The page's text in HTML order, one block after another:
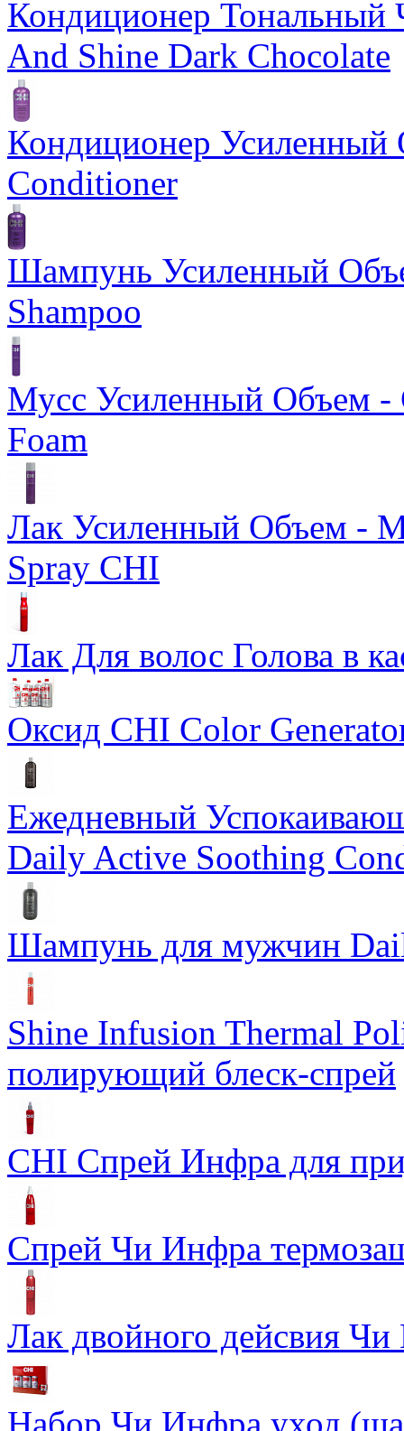
Кондиционер Тональный
And Shine Dark Chocolate
Кондиционер
Conditioner
Шампунь Усиленный
Shampoo
Мусс Усиленный Объем -
Foam
Лак Усиленный Объем -
Spray CHI
Лак Для волос Голова в
Оксид CHI Color
Ежедневный
Daily Active Soothing
Шампунь для мужчин
Shine Infusion Thermal
полирующий блеск-спрей
CHI Спрей Инфра для
Спрей Чи Инфра
Лак двойного дейсвия